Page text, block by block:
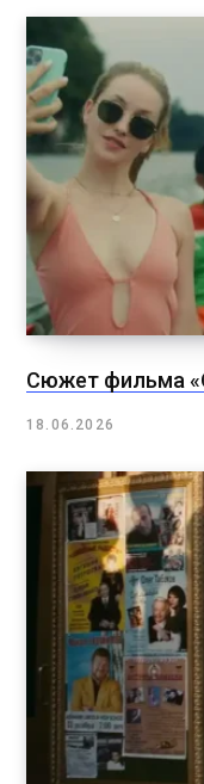
Сюжет фильма
18.06.2026